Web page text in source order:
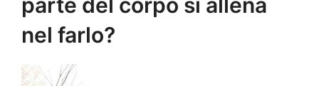
nel farlo?